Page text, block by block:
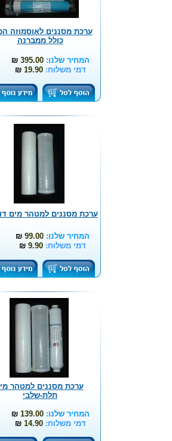
ערכת מסננים לאוסמוזה
כולל ממברנה
המחיר שלנו: 395.00
₪
דמי משלוח: 19.90
₪
ערכת מסננים למטהר מים
המחיר שלנו: 99.00
₪
דמי משלוח: 9.90
₪
ערכת מסננים למטהר
תלת-שלבי
המחיר שלנו: 139.00
₪
דמי משלוח: 14.90
₪